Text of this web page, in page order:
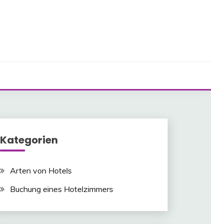
Kategorien
Arten von Hotels
Buchung eines Hotelzimmers